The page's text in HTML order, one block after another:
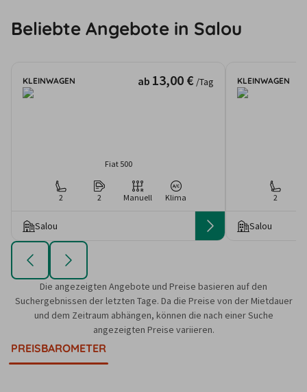
Beliebte Angebote in Salou
KLEINWAGEN ab 13,00 € /Tag
Fiat 500
2 2 Manuell Klima
Salou
KLEINWAGEN
2
Salou
Die angezeigten Angebote und Preise basieren auf den
Suchergebnissen der letzten Tage. Da die Preise von der Mietdauer
und dem Zeitraum abhängen, können die nach einer Suche
angezeigten Preise variieren.
PREISBAROMETER